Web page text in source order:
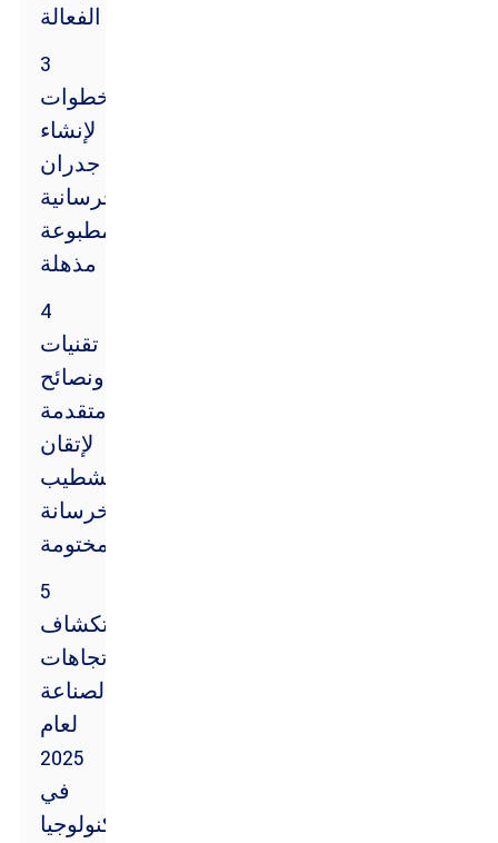
الفعالة
3
خطوات
لإنشاء
جدران
خرسانية
مطبوعة
مذهلة
4
تقنيات
ونصائح
متقدمة
لإتقان
تشطيب
الخرسانة
المختومة
5
استكشاف
اتجاهات
الصناعة
لعام
2025
في
تكنولوجيا